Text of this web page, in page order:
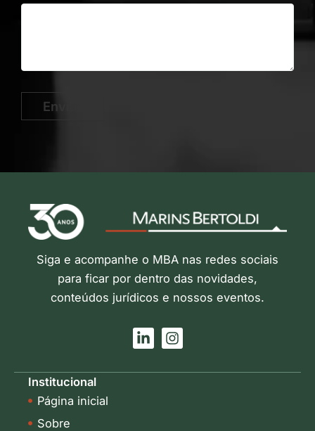
Enviar
Siga e acompanhe o MBA nas redes sociais
para ficar por dentro das novidades,
conteúdos jurídicos e nossos eventos.
L
i
k
I
n
t
Institucional
Página inicial
Sobre